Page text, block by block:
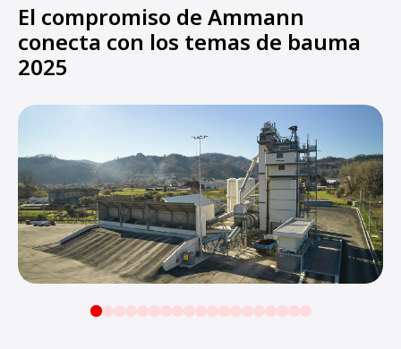
El compromiso de Ammann
conecta con los temas de bauma
2025